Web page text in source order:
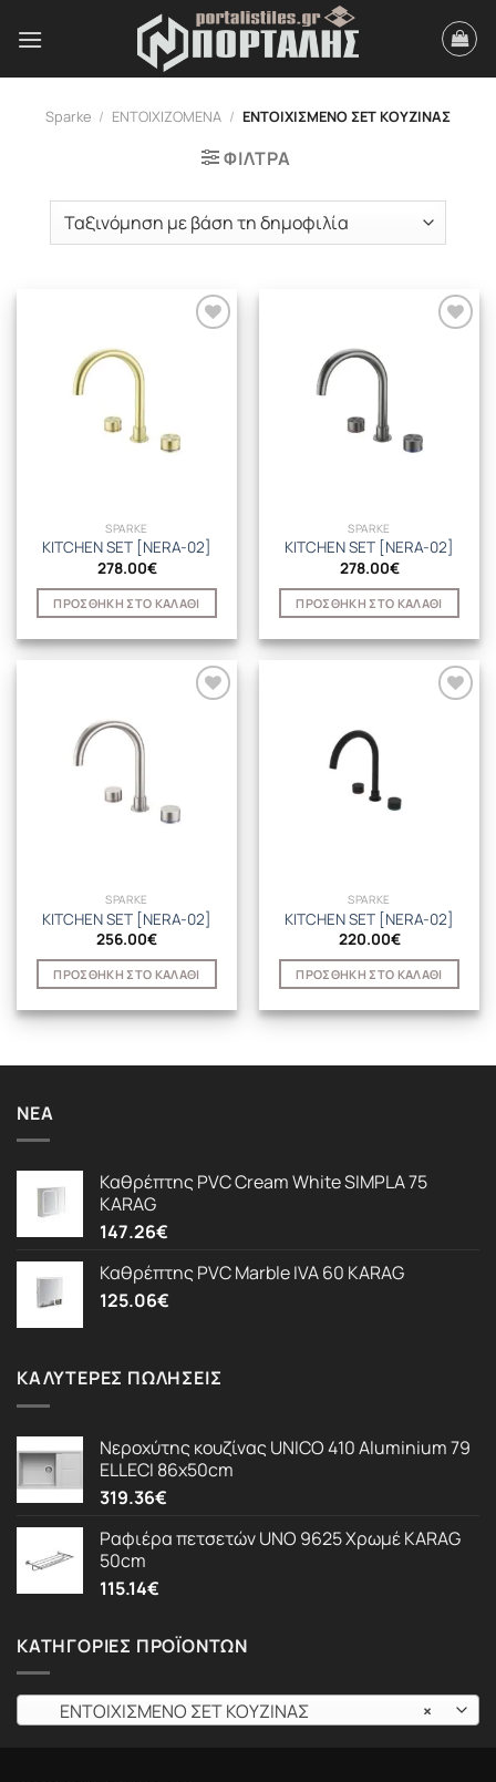
στο
Sparke / ΕΝΤΟΙΧΙΖΟΜΕΝΑ / ΕΝΤΟΙΧΙΣΜΕΝΟ ΣΕΤ ΚΟΥΖΙΝΑΣ
ΦΙΛΤΡΑ
SPARKE
KITCHEN SET [NERA-02]
278.00€
ΠΡΟΣΘΉΚΗ ΣΤΟ ΚΑΛΆΘΙ
SPARKE
KITCHEN SET [NERA-02]
278.00€
ΠΡΟΣΘΉΚΗ ΣΤΟ ΚΑΛΆΘΙ
SPARKE
KITCHEN SET [NERA-02]
256.00€
ΠΡΟΣΘΉΚΗ ΣΤΟ ΚΑΛΆΘΙ
SPARKE
KITCHEN SET [NERA-02]
220.00€
ΠΡΟΣΘΉΚΗ ΣΤΟ ΚΑΛΆΘΙ
ΝΈΑ
Καθρέπτης PVC Cream White SIMPLA 75
KARAG
147.26€
Καθρέπτης PVC Marble IVA 60 KARAG
125.06€
ΚΑΛΎΤΕΡΕΣ ΠΩΛΉΣΕΙΣ
Νεροχύτης κουζίνας UNICO 410 Aluminium 79
ELLECI 86x50cm
319.36€
Ραφιέρα πετσετών UNO 9625 Χρωμέ KARAG
50cm
115.14€
ΚΑΤΗΓΟΡΊΕΣ ΠΡΟΪΌΝΤΩΝ
×
ΕΝΤΟΙΧΙΣΜΕΝΟ ΣΕΤ ΚΟΥΖΙΝΑΣ